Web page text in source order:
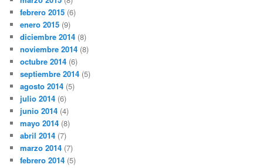
febrero 2015 (6)
enero 2015 (9)
diciembre 2014 (8)
noviembre 2014 (8)
octubre 2014 (6)
septiembre 2014 (5)
agosto 2014 (5)
julio 2014 (6)
junio 2014 (4)
mayo 2014 (8)
abril 2014 (7)
marzo 2014 (7)
febrero 2014 (5)